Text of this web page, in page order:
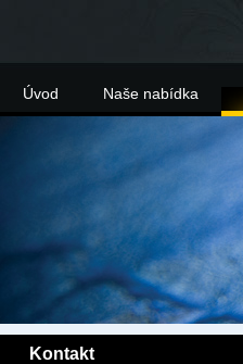
Úvod Naše nabídka
Kontakt